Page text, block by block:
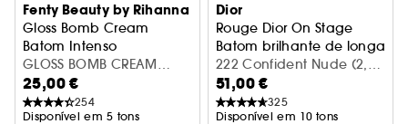
Fenty Beauty by Rihanna
Gloss Bomb Cream
Batom Intenso
GLOSS BOMB CREAM
25,00 €
254
Disponível em 5 tons
Dior
Rouge Dior On Stage
Batom brilhante de longa
222 Confident Nude (2,20
g)
51,00 €
325
Disponível em 10 tons